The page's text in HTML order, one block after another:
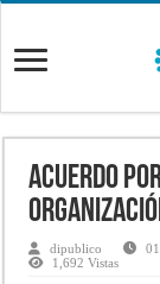
Acuerdo
dipublico
1,692 Vistas